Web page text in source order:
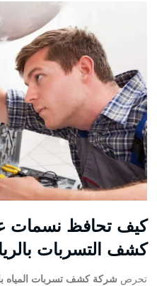
كيف تحافظ نسمات
كشف التسربات
تحرص شركة كشف تسربات المياه